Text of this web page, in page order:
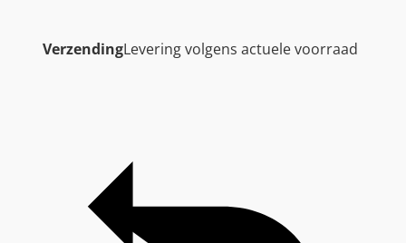
VerzendingLevering volgens actuele voorraad